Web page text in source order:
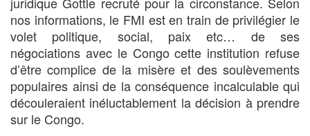
nos informations, le FMI est en train de privilégier le
volet politique, social, paix etc… de ses
négociations avec le Congo cette institution refuse
d’être complice de la misère et des soulèvements
populaires ainsi de la conséquence incalculable qui
découleraient inéluctablement la décision à prendre
sur le Congo.